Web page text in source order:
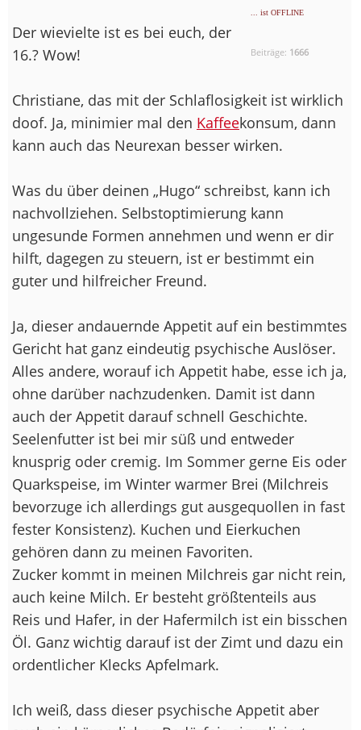
... ist OFFLINE
Beiträge: 1666
Der wievielte ist es bei euch, der
16.? Wow!
Christiane, das mit der Schlaflosigkeit ist wirklich
doof. Ja, minimier mal den Kaffeekonsum, dann
kann auch das Neurexan besser wirken.
Was du über deinen „Hugo“ schreibst, kann ich
nachvollziehen. Selbstoptimierung kann
ungesunde Formen annehmen und wenn er dir
hilft, dagegen zu steuern, ist er bestimmt ein
guter und hilfreicher Freund.
Ja, dieser andauernde Appetit auf ein bestimmtes
Gericht hat ganz eindeutig psychische Auslöser.
Alles andere, worauf ich Appetit habe, esse ich ja,
ohne darüber nachzudenken. Damit ist dann
auch der Appetit darauf schnell Geschichte.
Seelenfutter ist bei mir süß und entweder
knusprig oder cremig. Im Sommer gerne Eis oder
Quarkspeise, im Winter warmer Brei (Milchreis
bevorzuge ich allerdings gut ausgequollen in fast
fester Konsistenz). Kuchen und Eierkuchen
gehören dann zu meinen Favoriten.
Zucker kommt in meinen Milchreis gar nicht rein,
auch keine Milch. Er besteht größtenteils aus
Reis und Hafer, in der Hafermilch ist ein bisschen
Öl. Ganz wichtig darauf ist der Zimt und dazu ein
ordentlicher Klecks Apfelmark.
Ich weiß, dass dieser psychische Appetit aber